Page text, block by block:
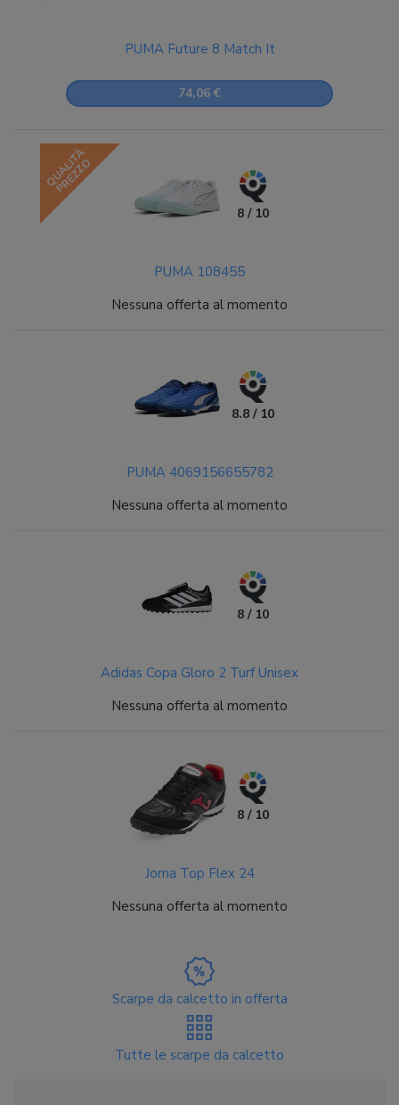
PUMA Future 8 Match It
74,06 €
QUALITÀ
PREZZO
8 / 10
PUMA 108455
Nessuna offerta al momento
8.8 / 10
PUMA 4069156655782
Nessuna offerta al momento
8 / 10
Adidas Copa Gloro 2 Turf Unisex
Nessuna offerta al momento
8 / 10
Joma Top Flex 24
Nessuna offerta al momento
Scarpe da calcetto in offerta
Tutte le scarpe da calcetto